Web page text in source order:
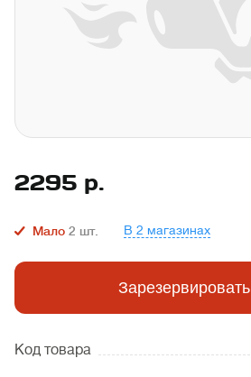
2295 р.
Мало 2 шт. В 2 магазинах
Зарезервировать
Код товара